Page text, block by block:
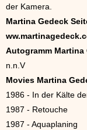
der Kamera.
Martina Gedeck
Autogramm Martina
n.n.V
Movies Martina
1986 - In der Kälte
1987 - Retouche
1987 - Aquaplaning